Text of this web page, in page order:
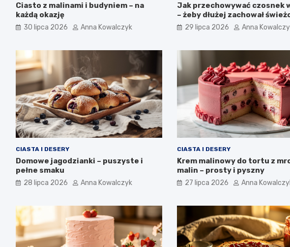
Ciasto z malinami i budyniem – na
każdą okazję
30 lipca 2026 Anna Kowalczyk
Jak przechowywać czosnek
– żeby dłużej zachował
29 lipca 2026 Anna
CIASTA I DESERY
Domowe jagodzianki – puszyste i
pełne smaku
28 lipca 2026 Anna Kowalczyk
CIASTA I DESERY
Krem malinowy do tortu z
malin – prosty i pyszny
27 lipca 2026 Anna